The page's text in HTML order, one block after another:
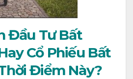
Đầu Tư Bất
Cổ Phiếu Bất
Điểm Này?